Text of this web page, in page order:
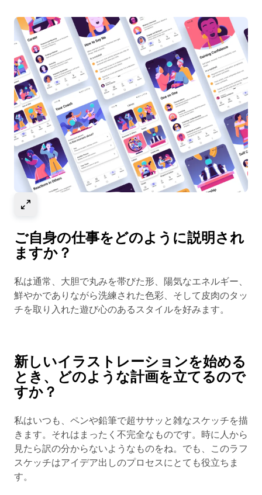
ご自身の仕事をどのように説明され
ますか？
私は通常、大胆で丸みを帯びた形、陽気なエネルギー、
鮮やかでありながら洗練された色彩、そして皮肉のタッ
チを取り入れた遊び心のあるスタイルを好みます。
新しいイラストレーションを始める
とき、どのような計画を立てるので
すか？
私はいつも、ペンや鉛筆で超ササッと雑なスケッチを描
きます。それはまったく不完全なものです。時に人から
見たら訳の分からないようなものをね。でも、このラフ
スケッチはアイデア出しのプロセスにとても役立ちま
す。